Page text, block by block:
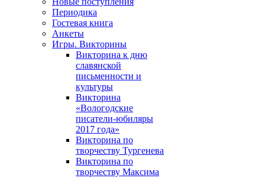
Периодика
Гостевая книга
Анкеты
Игры. Викторины
Викторина к дню
славянской
письменности и
культуры
Викторина
«Вологодские
писатели-юбиляры
2017 года»
Викторина по
творчеству Тургенева
Викторина по
творчеству Максима